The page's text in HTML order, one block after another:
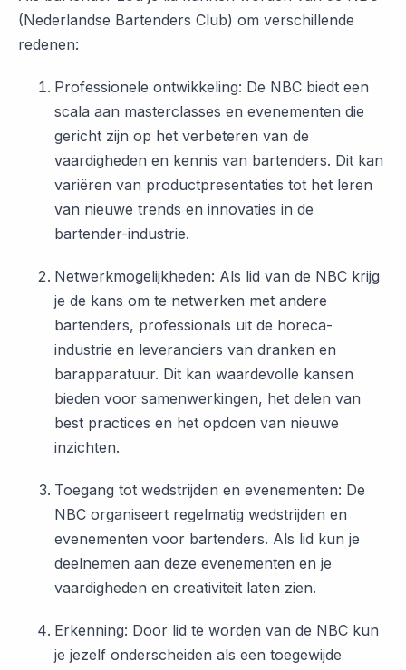
(Nederlandse Bartenders Club) om verschillende
redenen:
Professionele ontwikkeling: De NBC biedt een
scala aan masterclasses en evenementen die
gericht zijn op het verbeteren van de
vaardigheden en kennis van bartenders. Dit kan
variëren van productpresentaties tot het leren
van nieuwe trends en innovaties in de
bartender-industrie.
Netwerkmogelijkheden: Als lid van de NBC krijg
je de kans om te netwerken met andere
bartenders, professionals uit de horeca-
industrie en leveranciers van dranken en
barapparatuur. Dit kan waardevolle kansen
bieden voor samenwerkingen, het delen van
best practices en het opdoen van nieuwe
inzichten.
Toegang tot wedstrijden en evenementen: De
NBC organiseert regelmatig wedstrijden en
evenementen voor bartenders. Als lid kun je
deelnemen aan deze evenementen en je
vaardigheden en creativiteit laten zien.
Erkenning: Door lid te worden van de NBC kun
je jezelf onderscheiden als een toegewijde